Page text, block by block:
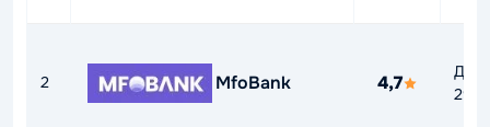
2 MfoBank 4,7
До